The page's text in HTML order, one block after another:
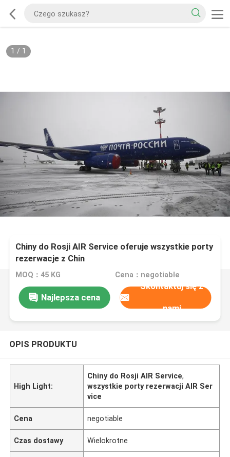
1 / 1
Chiny do Rosji AIR Service oferuje wszystkie porty
rezerwacje z Chin
MOQ：45 KG Cena：negotiable
Najlepsza cena
Skontaktuj się z
nami
OPIS PRODUKTU
High Light:
Chiny do Rosji AIR Service,
wszystkie porty rezerwacji AIR Ser
vice
Cena negotiable
Czas dostawy Wielokrotne